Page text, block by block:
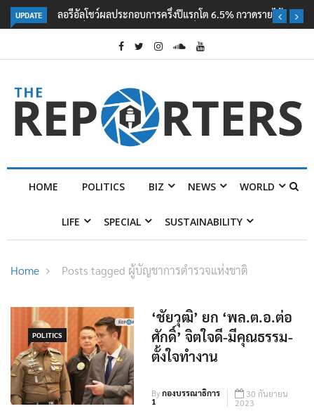
UPDATE
ลอรีอัลโชว์ผลประกอบการครึ่งปีแรกโต 6.5% กวาดรายได้ 2.3 หมื่นล้านยูโร
คว้าไลเซนส์ ‘กุชชี่’ 50 ปี พร้อมส่ง 4 แบรนด์ใหม่บุกตลาดไทย
POLITICS BIZ NEWS WORLD
POLITICS
‘ชัยวุฒิ’ ยก ‘พล.ต.อ.ต่อ
ศักดิ์’ จิตใจดี-มีคุณธรรม-
ตั้งใจทำงาน